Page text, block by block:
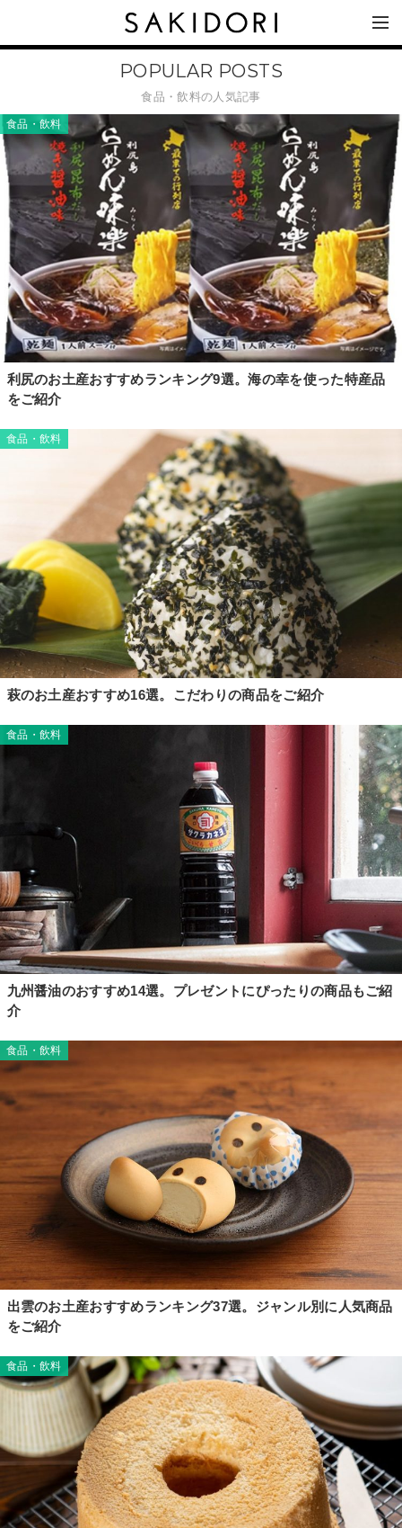
POPULAR POSTS
食品・飲料の人気記事
食品・飲料
利尻のお土産おすすめランキング9選。海の幸を使った特産品
をご紹介
食品・飲料
萩のお土産おすすめ16選。こだわりの商品をご紹介
食品・飲料
九州醤油のおすすめ14選。プレゼントにぴったりの商品もご紹
介
食品・飲料
出雲のお土産おすすめランキング37選。ジャンル別に人気商品
をご紹介
食品・飲料